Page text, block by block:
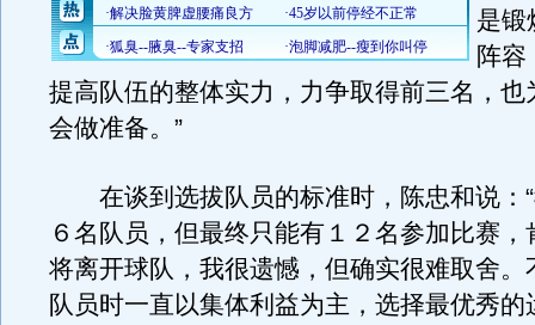
是锻
阵容
提高队伍的整体实力，力争取得前三名，也
会做准备。”
在谈到选拔队员的标准时，陈忠和说：“
６名队员，但最终只能有１２名参加比赛
将离开球队，我很遗憾，但确实很难取舍。
队员时一直以集体利益为主，选择最优秀的